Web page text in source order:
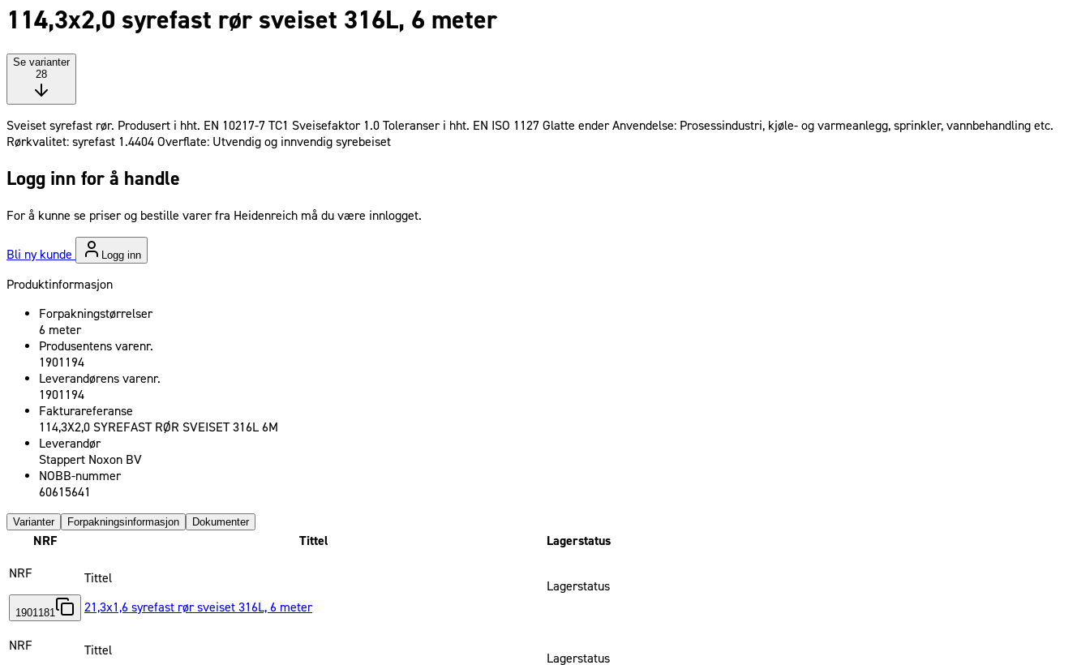
114,3x2,0 syrefast rør sveiset 316L, 6 meter
Se varianter
28
Sveiset syrefast rør. Produsert i hht. EN 10217‐7 TC1 Sveisefaktor 1.0 Toleranser i hht. EN ISO 1127 Glatte ender Anvendelse: Prosessindustri, kjøle‐ og varmeanlegg, sprinkler, vannbehandling etc.
Rørkvalitet: syrefast 1.4404 Overflate: Utvendig og innvendig syrebeiset
Logg inn for å handle
For å kunne se priser og bestille varer fra Heidenreich må du være innlogget.
Bli ny kunde Logg inn
Produktinformasjon
Forpakningstørrelser
6 meter
Produsentens varenr.
1901194
Leverandørens varenr.
1901194
Fakturareferanse
114,3X2,0 SYREFAST RØR SVEISET 316L 6M
Leverandør
Stappert Noxon BV
NOBB-nummer
60615641
Varianter Forpakningsinformasjon Dokumenter
NRF Tittel
Lagerstatus
NRF
1901181
Tittel
21,3x1,6 syrefast rør sveiset 316L, 6 meter
Lagerstatus
NRF Tittel Lagerstatus